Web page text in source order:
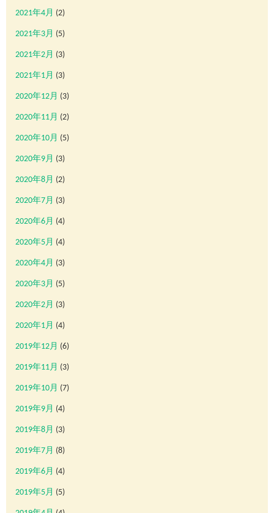
2021年4月 (2)
2021年3月 (5)
2021年2月 (3)
2021年1月 (3)
2020年12月 (3)
2020年11月 (2)
2020年10月 (5)
2020年9月 (3)
2020年8月 (2)
2020年7月 (3)
2020年6月 (4)
2020年5月 (4)
2020年4月 (3)
2020年3月 (5)
2020年2月 (3)
2020年1月 (4)
2019年12月 (6)
2019年11月 (3)
2019年10月 (7)
2019年9月 (4)
2019年8月 (3)
2019年7月 (8)
2019年6月 (4)
2019年5月 (5)